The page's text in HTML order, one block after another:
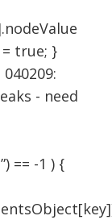
true; }
- need
== -1 ) {